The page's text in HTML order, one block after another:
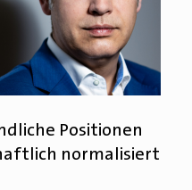
Positionen
normalisiert